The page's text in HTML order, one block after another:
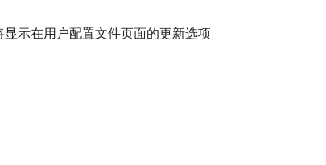
示在用户配置文件页面的更新选项